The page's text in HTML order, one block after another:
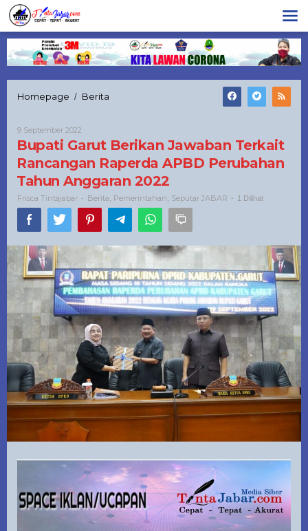
Lewati
ke
konten
Homepage / Berita
Terkait
Rancangan
Raperda
APBD
Perubahan
Tahun
Anggaran
2022
9 September 2022
Tintajabar
Bupati Garut Berikan Jawaban Terkait
Rancangan Raperda APBD Perubahan
Tahun Anggaran 2022
Frisca Tintajabar - Berita Pemerintahan Seputar JABAR - 1 Dilihat